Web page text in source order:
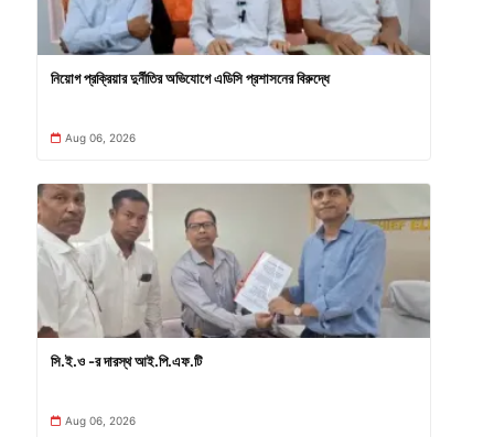
নিয়োগ প্রক্রিয়ার দুর্নীতির অভিযোগে এডিসি প্রশাসনের বিরুদ্ধে
Aug 06, 2026
সি.ই.ও -র দারস্থ আই.পি.এফ.টি
Aug 06, 2026